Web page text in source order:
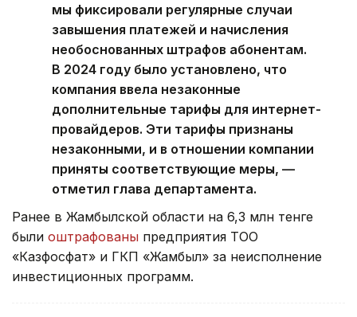
мы фиксировали регулярные случаи
завышения платежей и начисления
необоснованных штрафов абонентам.
В 2024 году было установлено, что
компания ввела незаконные
дополнительные тарифы для интернет-
провайдеров. Эти тарифы признаны
незаконными, и в отношении компании
приняты соответствующие меры, —
отметил глава департамента.
Ранее в Жамбылской области на 6,3 млн тенге
были оштрафованы предприятия ТОО
«Казфосфат» и ГКП «Жамбыл» за неисполнение
инвестиционных программ.